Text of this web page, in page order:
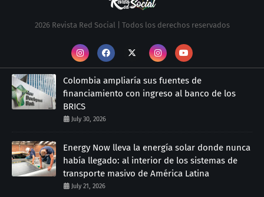
2026 Revista Red Social | Todos los derechos reservados
Colombia ampliaría sus fuentes de
financiamiento con ingreso al banco de los
BRICS
July 30, 2026
Energy Now lleva la energía solar donde nunca
había llegado: al interior de los sistemas de
transporte masivo de América Latina
July 21, 2026